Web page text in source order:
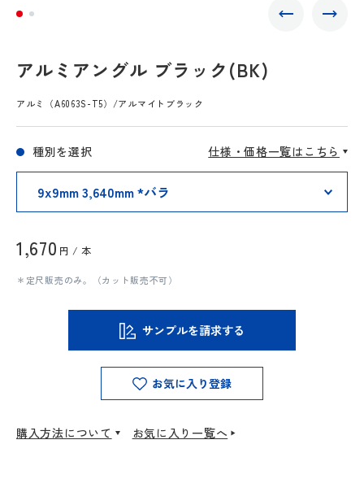
アルミアングル ブラック(BK)
アルミ（A6063S-T5）/アルマイトブラック
仕様・価格一覧はこちら
種別を選択
1,670 円 / 本
＊定尺販売のみ。（カット販売不可）
サンプルを請求する
お気に入り登録
購入方法について お気に入り一覧へ